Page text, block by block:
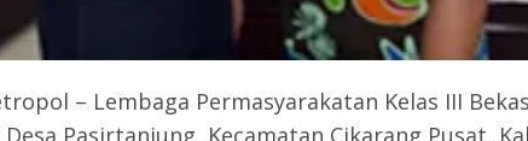
– Lembaga Permasyarakatan Kelas III
Pasirtanjung, Kecamatan Cikarang Pusat,